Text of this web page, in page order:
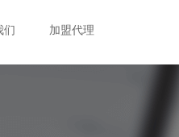
们 加盟代理